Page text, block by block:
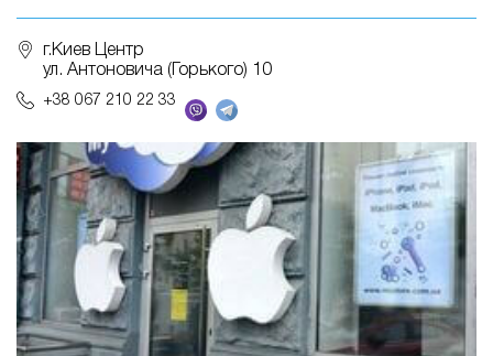
г.Киев Центр
ул. Антоновича (Горького) 10
+38 067 210 22 33